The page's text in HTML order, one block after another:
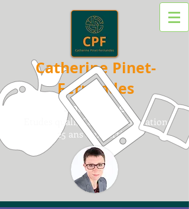
Catherine Pinet-
Fernandes
Sociologue
Etudes quali/Conseil / Formation
25 ans d'expertise